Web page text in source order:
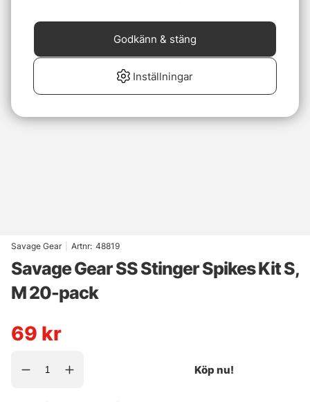
Savage Gear Artnr: 48819
Savage Gear SS Stinger Spikes Kit S,
M 20-pack
69 kr
Köp nu!
Inställningar
Godkänn & stäng